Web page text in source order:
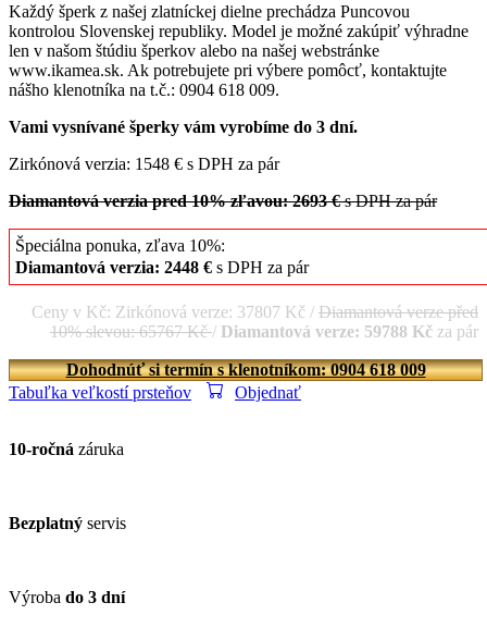
Každý šperk z našej zlatníckej dielne prechádza Puncovou
kontrolou Slovenskej republiky. Model je možné zakúpiť výhradne
len v našom štúdiu šperkov alebo na našej webstránke
www.ikamea.sk. Ak potrebujete pri výbere pomôcť, kontaktujte
nášho klenotníka na t.č.: 0904 618 009.
Vami vysnívané šperky vám vyrobíme do 3 dní.
Zirkónová verzia: 1548 € s DPH za pár
Diamantová verzia pred 10% zľavou: 2693 €s DPH za pár
Špeciálna ponuka, zľava 10%:
Diamantová verzia: 2448 € s DPH za pár
Ceny v Kč: Zirkónová verze: 37807 Kč / Diamantová verze před
10% slevou: 65767 Kč/ Diamantová verze: 59788 Kč za pár
Dohodnúť si termín s klenotníkom: 0904 618 009
Tabuľka veľkostí prsteňov
Objednať
10-ročná záruka
Bezplatný servis
Výroba do 3 dní